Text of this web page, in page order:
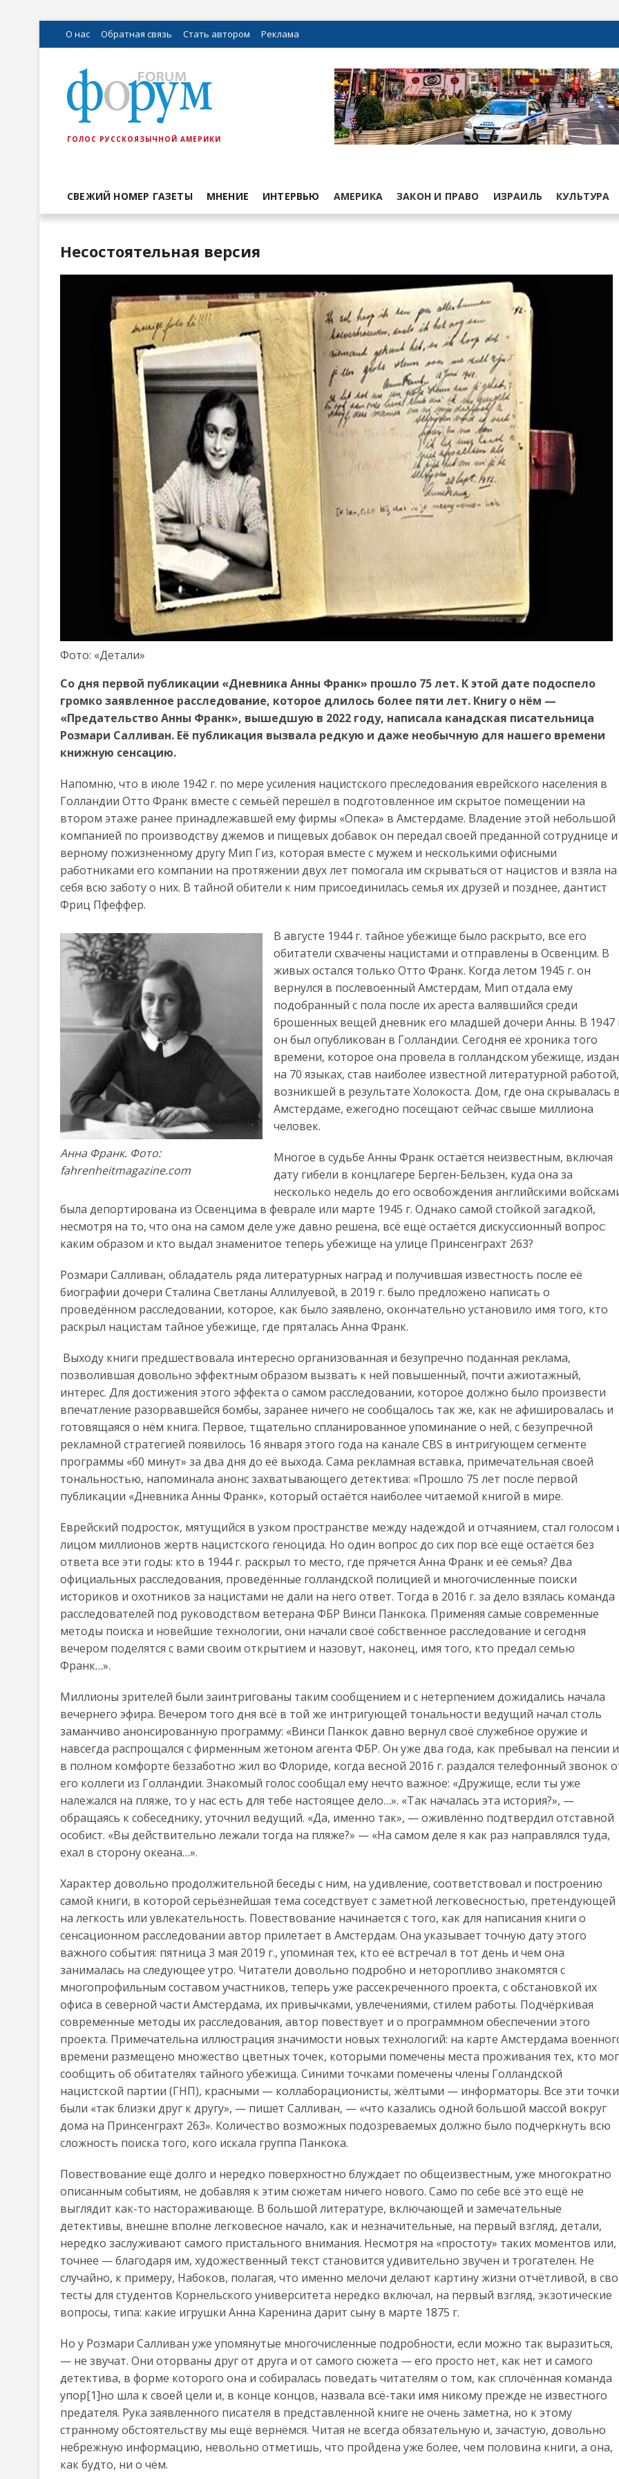
О нас Обратная связь Стать автором Реклама
ГОЛОС РУССКОЯЗЫЧНОЙ АМЕРИКИ
СВЕЖИЙ НОМЕР ГАЗЕТЫ МНЕНИЕ ИНТЕРВЬЮ АМЕРИКА ЗАКОН И ПРАВО ИЗРАИЛЬ КУЛЬТУРА
Несостоятельная версия
Фото: «Детали»
Со дня первой публикации «Дневника Анны Франк» прошло 75 лет. К этой дате подоспело
громко заявленное расследование, которое длилось более пяти лет. Книгу о нём —
«Предательство Анны Франк», вышедшую в 2022 году, написала канадская писательница
Розмари Салливан. Её публикация вызвала редкую и даже необычную для нашего времени
книжную сенсацию.
Напомню, что в июле 1942 г. по мере усиления нацистского преследования еврейского населения в
Голландии Отто Франк вместе с семьёй перешёл в подготовленное им скрытое помещении на
втором этаже ранее принадлежавшей ему фирмы «Опека» в Амстердаме. Владение этой небольшой
компанией по производству джемов и пищевых добавок он передал своей преданной сотруднице и
верному пожизненному другу Мип Гиз, которая вместе с мужем и несколькими офисными
работниками его компании на протяжении двух лет помогала им скрываться от нацистов и взяла на
себя всю заботу о них. В тайной обители к ним присоединилась семья их друзей и позднее, дантист
Фриц Пфеффер.
Анна Франк. Фото:
fahrenheitmagazine.com
В августе 1944 г. тайное убежище было раскрыто, все его
обитатели схвачены нацистами и отправлены в Освенцим. В
живых остался только Отто Франк. Когда летом 1945 г. он
вернулся в послевоенный Амстердам, Мип отдала ему
подобранный с пола после их ареста валявшийся среди
брошенных вещей дневник его младшей дочери Анны. В 1947
он был опубликован в Голландии. Сегодня её хроника того
времени, которое она провела в голландском убежище,
на 70 языках, став наиболее известной литературной работой,
возникшей в результате Холокоста. Дом, где она скрывалась
Амстердаме, ежегодно посещают сейчас свыше миллиона
человек.
Многое в судьбе Анны Франк остаётся неизвестным, включая
дату гибели в концлагере Берген-Бельзен, куда она за
несколько недель до его освобождения английскими
была депортирована из Освенцима в феврале или марте 1945 г. Однако самой стойкой загадкой,
несмотря на то, что она на самом деле уже давно решена, всё ещё остаётся дискуссионный вопрос:
каким образом и кто выдал знаменитое теперь убежище на улице Принсенграхт 263?
Розмари Салливан, обладатель ряда литературных наград и получившая известность после её
биографии дочери Сталина Светланы Аллилуевой, в 2019 г. было предложено написать о
проведённом расследовании, которое, как было заявлено, окончательно установило имя того, кто
раскрыл нацистам тайное убежище, где пряталась Анна Франк.
Выходу книги предшествовала интересно организованная и безупречно поданная реклама,
позволившая довольно эффектным образом вызвать к ней повышенный, почти ажиотажный,
интерес. Для достижения этого эффекта о самом расследовании, которое должно было произвести
впечатление разорвавшейся бомбы, заранее ничего не сообщалось так же, как не афишировалась и
готовящаяся о нём книга. Первое, тщательно спланированное упоминание о ней, с безупречной
рекламной стратегией появилось 16 января этого года на канале CBS в интригующем сегменте
программы «60 минут» за два дня до её выхода. Сама рекламная вставка, примечательная своей
тональностью, напоминала анонс захватывающего детектива: «Прошло 75 лет после первой
публикации «Дневника Анны Франк», который остаётся наиболее читаемой книгой в мире.
Еврейский подросток, мятущийся в узком пространстве между надеждой и отчаянием, стал голосом
лицом миллионов жертв нацистского геноцида. Но один вопрос до сих пор всё ещё остаётся без
ответа все эти годы: кто в 1944 г. раскрыл то место, где прячется Анна Франк и её семья? Два
официальных расследования, проведённые голландской полицией и многочисленные поиски
историков и охотников за нацистами не дали на него ответ. Тогда в 2016 г. за дело взялась команда
расследователей под руководством ветерана ФБР Винси Панкока. Применяя самые современные
методы поиска и новейшие технологии, они начали своё собственное расследование и сегодня
вечером поделятся с вами своим открытием и назовут, наконец, имя того, кто предал семью
Франк…».
Миллионы зрителей были заинтригованы таким сообщением и с нетерпением дожидались начала
вечернего эфира. Вечером того дня всё в той же интригующей тональности ведущий начал столь
заманчиво анонсированную программу: «Винси Панкок давно вернул своё служебное оружие и
навсегда распрощался с фирменным жетоном агента ФБР. Он уже два года, как пребывал на пенсии и
в полном комфорте беззаботно жил во Флориде, когда весной 2016 г. раздался телефонный звонок
его коллеги из Голландии. Знакомый голос сообщал ему нечто важное: «Дружище, если ты уже
належался на пляже, то у нас есть для тебе настоящее дело…». «Так началась эта история?», —
обращаясь к собеседнику, уточнил ведущий. «Да, именно так», — оживлённо подтвердил отставной
особист. «Вы действительно лежали тогда на пляже?» — «На самом деле я как раз направлялся туда,
ехал в сторону океана…».
Характер довольно продолжительной беседы с ним, на удивление, соответствовал и построению
самой книги, в которой серьёзнейшая тема соседствует с заметной легковесностью, претендующей
на легкость или увлекательность. Повествование начинается с того, как для написания книги о
сенсационном расследовании автор прилетает в Амстердам. Она указывает точную дату этого
важного события: пятница 3 мая 2019 г., упоминая тех, кто её встречал в тот день и чем она
занималась на следующее утро. Читатели довольно подробно и неторопливо знакомятся с
многопрофильным составом участников, теперь уже рассекреченного проекта, с обстановкой их
офиса в северной части Амстердама, их привычками, увлечениями, стилем работы. Подчёркивая
современные методы их расследования, автор повествует и о программном обеспечении этого
проекта. Примечательна иллюстрация значимости новых технологий: на карте Амстердама
времени размещено множество цветных точек, которыми помечены места проживания тех, кто мог
сообщить об обитателях тайного убежища. Синими точками помечены члены Голландской
нацистской партии (ГНП), красными — коллаборационисты, жёлтыми — информаторы. Все эти точки
были «так близки друг к другу», — пишет Салливан, — «что казались одной большой массой вокруг
дома на Принсенграхт 263». Количество возможных подозреваемых должно было подчеркнуть всю
сложность поиска того, кого искала группа Панкока.
Повествование ещё долго и нередко поверхностно блуждает по общеизвестным, уже многократно
описанным событиям, не добавляя к этим сюжетам ничего нового. Само по себе всё это ещё не
выглядит как-то настораживающе. В большой литературе, включающей и замечательные
детективы, внешне вполне легковесное начало, как и незначительные, на первый взгляд, детали,
нередко заслуживают самого пристального внимания. Несмотря на «простоту» таких моментов или,
точнее — благодаря им, художественный текст становится удивительно звучен и трогателен. Не
случайно, к примеру, Набоков, полагая, что именно мелочи делают картину жизни отчётливой, в
тесты для студентов Корнельского университета нередко включал, на первый взгляд, экзотические
вопросы, типа: какие игрушки Анна Каренина дарит сыну в марте 1875 г.
Но у Розмари Салливан уже упомянутые многочисленные подробности, если можно так выразиться,
— не звучат. Они оторваны друг от друга и от самого сюжета — его просто нет, как нет и самого
детектива, в форме которого она и собиралась поведать читателям о том, как сплочённая команда
упор[1]но шла к своей цели и, в конце концов, назвала всё-таки имя никому прежде не известного
предателя. Рука заявленного писателя в представленной книге не очень заметна, но к этому
странному обстоятельству мы ещё вернёмся. Читая не всегда обязательную и, зачастую, довольно
небрежную информацию, невольно отметишь, что пройдена уже более, чем половина книги, а она,
как будто, ни о чём.